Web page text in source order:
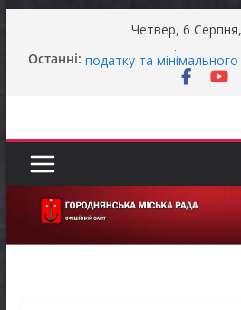
Четвер, 6
Останні: Оголошення про
податку та
щодо яких прийнято
Відбулась 45-та сесія
ради восьмого скликання
Фахівці із супроводу
демобілізованих осіб в